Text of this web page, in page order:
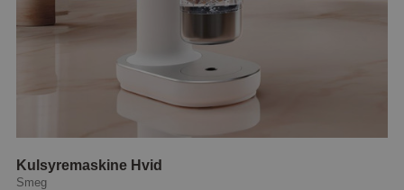
Kulsyremaskine Hvid
Smeg